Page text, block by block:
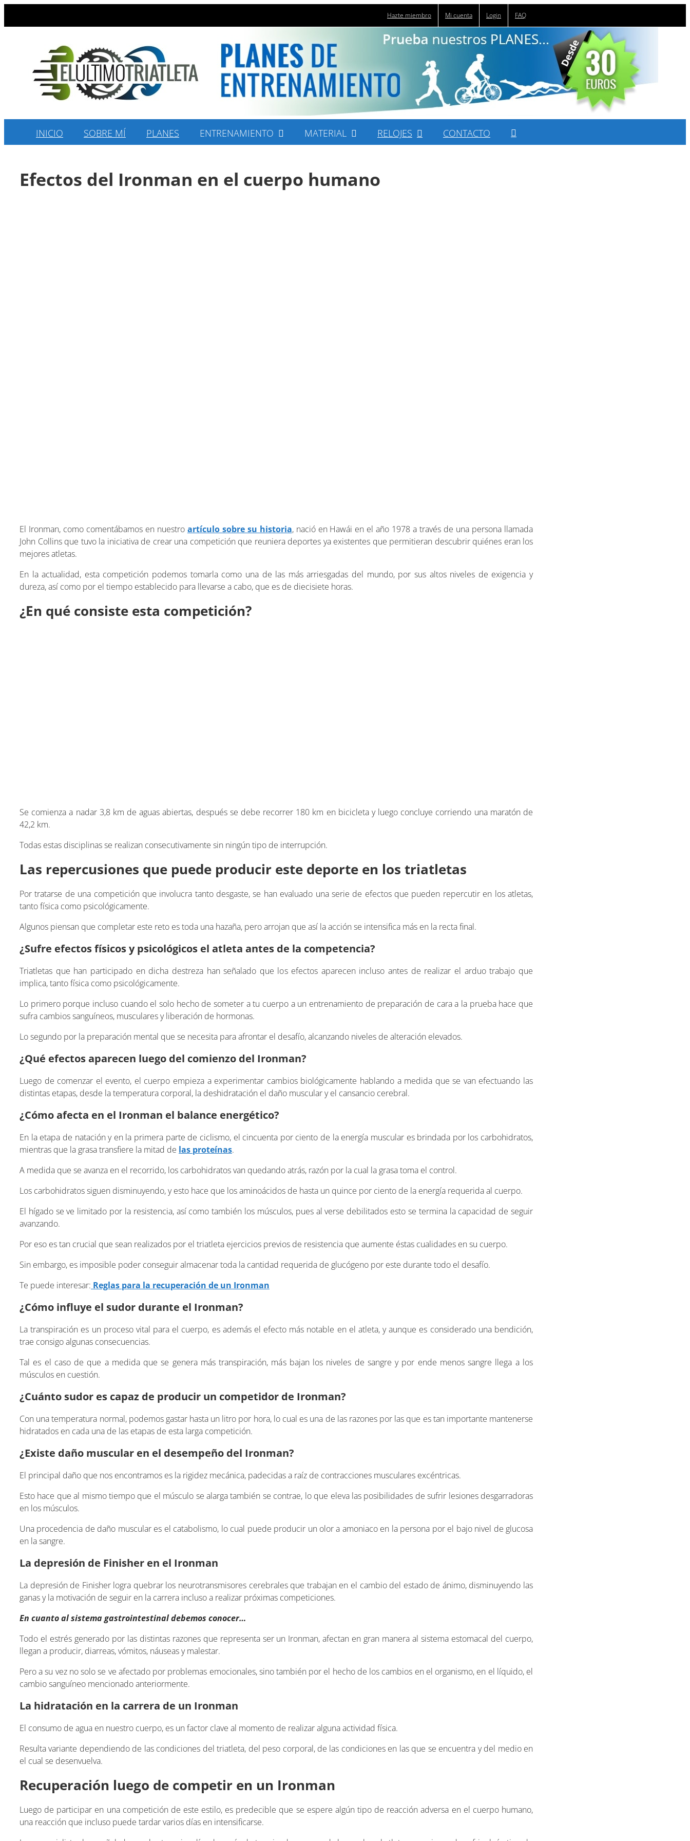
Hazte miembro Mi cuenta Login FAQ
INICIO SOBRE MÍ PLANES ENTRENAMIENTO MATERIAL RELOJES CONTACTO
Efectos del Ironman en el cuerpo humano
El Ironman, como comentábamos en nuestro artículo sobre su historia, nació en Hawái en el año 1978 a través de una persona llamada
John Collins que tuvo la iniciativa de crear una competición que reuniera deportes ya existentes que permitieran descubrir quiénes eran los
mejores atletas.
En la actualidad, esta competición podemos tomarla como una de las más arriesgadas del mundo, por sus altos niveles de exigencia y
dureza, así como por el tiempo establecido para llevarse a cabo, que es de diecisiete horas.
¿En qué consiste esta competición?
Se comienza a nadar 3,8 km de aguas abiertas, después se debe recorrer 180 km en bicicleta y luego concluye corriendo una maratón de
42,2 km.
Todas estas disciplinas se realizan consecutivamente sin ningún tipo de interrupción.
Las repercusiones que puede producir este deporte en los triatletas
Por tratarse de una competición que involucra tanto desgaste, se han evaluado una serie de efectos que pueden repercutir en los atletas,
tanto física como psicológicamente.
Algunos piensan que completar este reto es toda una hazaña, pero arrojan que así la acción se intensifica más en la recta final.
¿Sufre efectos físicos y psicológicos el atleta antes de la competencia?
Triatletas que han participado en dicha destreza han señalado que los efectos aparecen incluso antes de realizar el arduo trabajo que
implica, tanto física como psicológicamente.
Lo primero porque incluso cuando el solo hecho de someter a tu cuerpo a un entrenamiento de preparación de cara a la prueba hace que
sufra cambios sanguíneos, musculares y liberación de hormonas.
Lo segundo por la preparación mental que se necesita para afrontar el desafío, alcanzando niveles de alteración elevados.
¿Qué efectos aparecen luego del comienzo del Ironman?
Luego de comenzar el evento, el cuerpo empieza a experimentar cambios biológicamente hablando a medida que se van efectuando las
distintas etapas, desde la temperatura corporal, la deshidratación el daño muscular y el cansancio cerebral.
¿Cómo afecta en el Ironman el balance energético?
En la etapa de natación y en la primera parte de ciclismo, el cincuenta por ciento de la energía muscular es brindada por los carbohidratos,
mientras que la grasa transfiere la mitad de las proteínas.
A medida que se avanza en el recorrido, los carbohidratos van quedando atrás, razón por la cual la grasa toma el control.
Los carbohidratos siguen disminuyendo, y esto hace que los aminoácidos de hasta un quince por ciento de la energía requerida al cuerpo.
El hígado se ve limitado por la resistencia, así como también los músculos, pues al verse debilitados esto se termina la capacidad de seguir
avanzando.
Por eso es tan crucial que sean realizados por el triatleta ejercicios previos de resistencia que aumente éstas cualidades en su cuerpo.
Sin embargo, es imposible poder conseguir almacenar toda la cantidad requerida de glucógeno por este durante todo el desafío.
Te puede interesar: Reglas para la recuperación de un Ironman
¿Cómo influye el sudor durante el Ironman?
La transpiración es un proceso vital para el cuerpo, es además el efecto más notable en el atleta, y aunque es considerado una bendición,
trae consigo algunas consecuencias.
Tal es el caso de que a medida que se genera más transpiración, más bajan los niveles de sangre y por ende menos sangre llega a los
músculos en cuestión.
¿Cuánto sudor es capaz de producir un competidor de Ironman?
Con una temperatura normal, podemos gastar hasta un litro por hora, lo cual es una de las razones por las que es tan importante mantenerse
hidratados en cada una de las etapas de esta larga competición.
¿Existe daño muscular en el desempeño del Ironman?
El principal daño que nos encontramos es la rigidez mecánica, padecidas a raíz de contracciones musculares excéntricas.
Esto hace que al mismo tiempo que el músculo se alarga también se contrae, lo que eleva las posibilidades de sufrir lesiones desgarradoras
en los músculos.
Una procedencia de daño muscular es el catabolismo, lo cual puede producir un olor a amoniaco en la persona por el bajo nivel de glucosa
en la sangre.
La depresión de Finisher en el Ironman
La depresión de Finisher logra quebrar los neurotransmisores cerebrales que trabajan en el cambio del estado de ánimo, disminuyendo las
ganas y la motivación de seguir en la carrera incluso a realizar próximas competiciones.
En cuanto al sistema gastrointestinal debemos conocer…
Todo el estrés generado por las distintas razones que representa ser un Ironman, afectan en gran manera al sistema estomacal del cuerpo,
llegan a producir, diarreas, vómitos, náuseas y malestar.
Pero a su vez no solo se ve afectado por problemas emocionales, sino también por el hecho de los cambios en el organismo, en el líquido, el
cambio sanguíneo mencionado anteriormente.
La hidratación en la carrera de un Ironman
El consumo de agua en nuestro cuerpo, es un factor clave al momento de realizar alguna actividad física.
Resulta variante dependiendo de las condiciones del triatleta, del peso corporal, de las condiciones en las que se encuentra y del medio en
el cual se desenvuelva.
Recuperación luego de competir en un Ironman
Luego de participar en una competición de este estilo, es predecible que se espere algún tipo de reacción adversa en el cuerpo humano,
una reacción que incluso puede tardar varios días en intensificarse.